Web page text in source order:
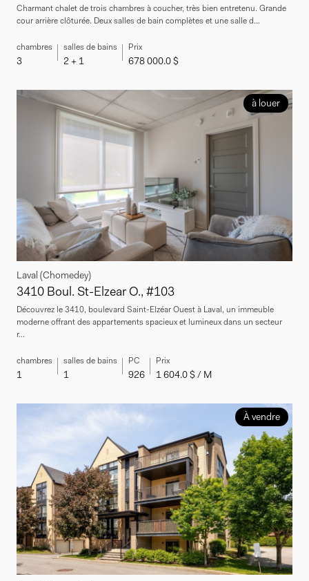
Charmant chalet de trois chambres à coucher, très bien entretenu. Grande
cour arrière clôturée. Deux salles de bain complètes et une salle d...
chambres
3
salles de bains
2 + 1
Prix
678 000.0 $
à louer
Laval (Chomedey)
3410 Boul. St-Elzear O., #103
Découvrez le 3410, boulevard Saint-Elzéar Ouest à Laval, un immeuble
moderne offrant des appartements spacieux et lumineux dans un secteur
r...
chambres
1
salles de bains
1
PC
926
Prix
1 604.0 $ / M
À vendre